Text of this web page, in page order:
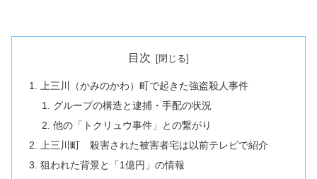
目次
上三川（かみのかわ）町で起きた強盗殺人事件
グループの構造と逮捕・手配の状況
他の「トクリュウ事件」との繋がり
上三川町 殺害された被害者宅は以前テレビで紹介
狙われた背景と「1億円」の情報